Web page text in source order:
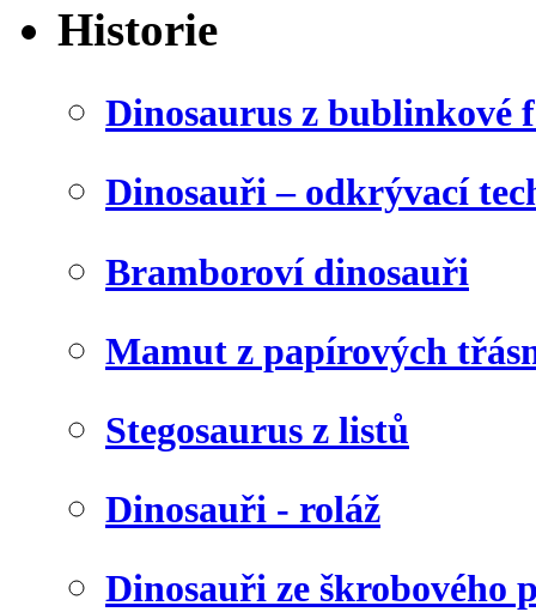
Historie
Dinosaurus z bublinkové
Dinosauři – odkrývací
Bramboroví dinosauři
Mamut z papírových
Stegosaurus z listů
Dinosauři - roláž
Dinosauři ze škrobového